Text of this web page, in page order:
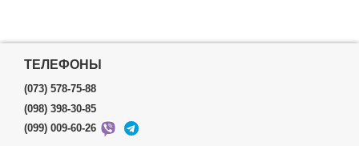
ТЕЛЕФОНЫ
(073) 578-75-88
(098) 398-30-85
(099) 009-60-26